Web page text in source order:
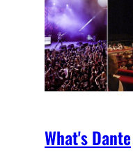
What's Dante